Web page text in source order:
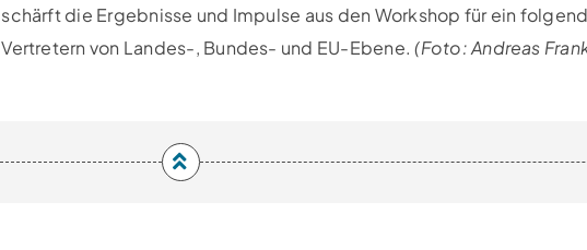
schärft die Ergebnisse und Impulse aus den Workshop für ein
Vertretern von Landes-, Bundes- und EU-Ebene.(Foto: Andreas